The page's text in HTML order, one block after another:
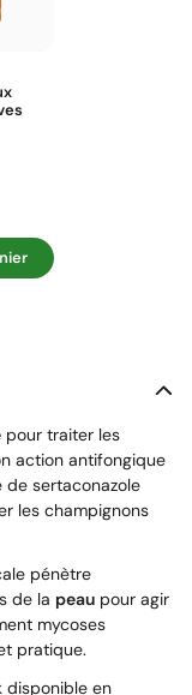
pour traiter les
action antifongique
sertaconazole
les champignons
pénètre
de la peau pour agir
mycoses
pratique.
disponible en